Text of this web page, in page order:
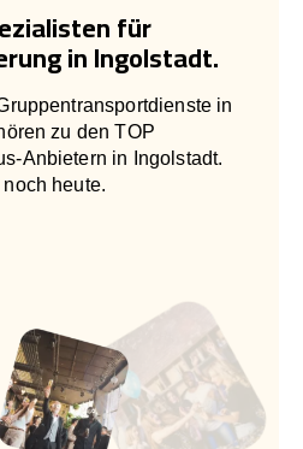
für
in Ingolstadt.
in
zu den TOP
Anbietern in Ingolstadt.
heute.